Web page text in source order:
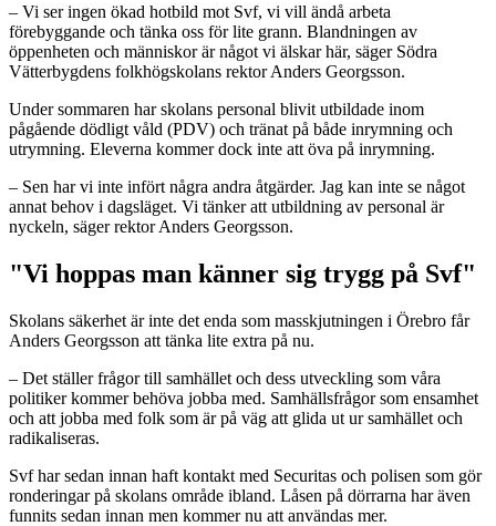
– Vi ser ingen ökad hotbild mot Svf, vi vill ändå arbeta
förebyggande och tänka oss för lite grann. Blandningen av
öppenheten och människor är något vi älskar här, säger Södra
Vätterbygdens folkhögskolans rektor Anders Georgsson.
Under sommaren har skolans personal blivit utbildade inom
pågående dödligt våld (PDV) och tränat på både inrymning och
utrymning. Eleverna kommer dock inte att öva på inrymning.
– Sen har vi inte infört några andra åtgärder. Jag kan inte se något
annat behov i dagsläget. Vi tänker att utbildning av personal är
nyckeln, säger rektor Anders Georgsson.
"Vi hoppas man känner sig trygg på Svf"
Skolans säkerhet är inte det enda som masskjutningen i Örebro får
Anders Georgsson att tänka lite extra på nu.
– Det ställer frågor till samhället och dess utveckling som våra
politiker kommer behöva jobba med. Samhällsfrågor som ensamhet
och att jobba med folk som är på väg att glida ut ur samhället och
radikaliseras.
Svf har sedan innan haft kontakt med Securitas och polisen som gör
ronderingar på skolans område ibland. Låsen på dörrarna har även
funnits sedan innan men kommer nu att användas mer.